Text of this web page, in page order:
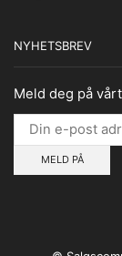
NYHETSBREV
Meld deg på